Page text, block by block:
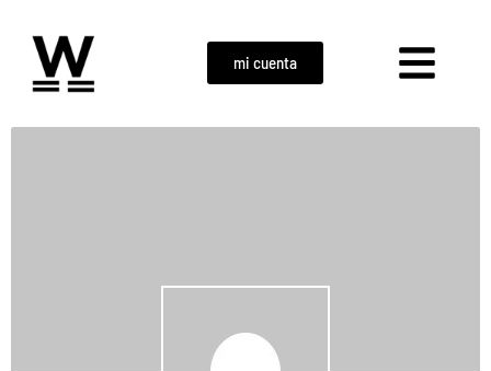
mi cuenta